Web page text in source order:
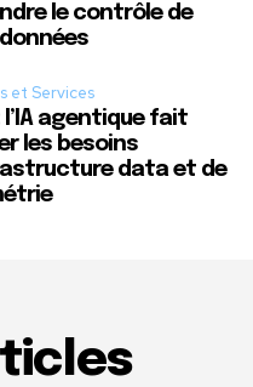
le contrôle de
et Services
l’IA agentique fait
les besoins
data et de